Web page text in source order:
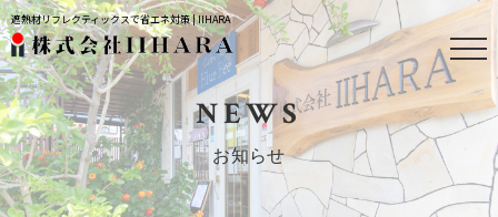
遮熱材リフレクティックスで省エネ対策 | IIHARA
NEWS
お知らせ